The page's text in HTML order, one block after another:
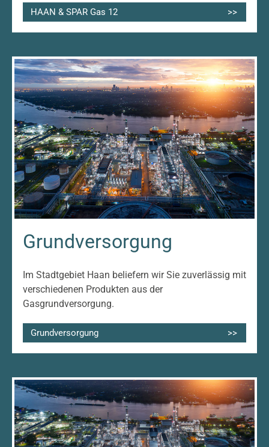
HAAN & SPAR Gas 12
Grundversorgung
Im Stadtgebiet Haan beliefern wir Sie zuverlässig mit
verschiedenen Produkten aus der
Gasgrundversorgung.
Grundversorgung